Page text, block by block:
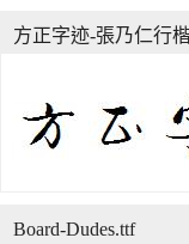
方正字迹-張乃仁行
Board-Dudes.ttf